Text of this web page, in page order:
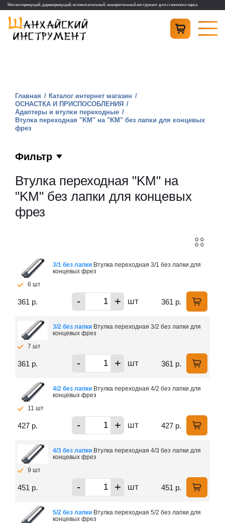
Металлорежущий, дереворежущий, вспомогательный, измерительный инструмент для станочного парка
Главная
Каталог интернет магазин
ОСНАСТКА И ПРИСПОСОБЛЕНИЯ
Адаптеры и втулки переходные
Втулка переходная "KM" на "KM" без лапки для концевых
фрез
Фильтр
Втулка переходная "KM" на
"KM" без лапки для концевых
фрез
3/1 без лапки Втулка переходная 3/1 без лапки для
концевых фрез
6 шт
361 р. - + шт 361 р.
3/2 без лапки Втулка переходная 3/2 без лапки для
концевых фрез
7 шт
361 р. - + шт 361 р.
4/2 без лапки Втулка переходная 4/2 без лапки для
концевых фрез
11 шт
427 р. - + шт 427 р.
4/3 без лапки Втулка переходная 4/3 без лапки для
концевых фрез
9 шт
451 р. - + шт 451 р.
5/2 без лапки Втулка переходная 5/2 без лапки для
концевых фрез